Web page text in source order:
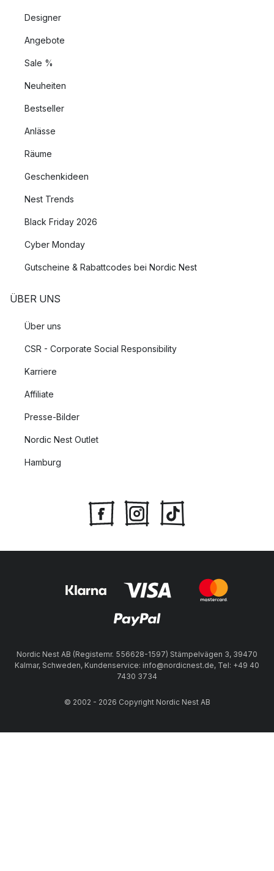
Designer
Angebote
Sale %
Neuheiten
Bestseller
Anlässe
Räume
Geschenkideen
Nest Trends
Black Friday 2026
Cyber Monday
Gutscheine & Rabattcodes bei Nordic Nest
ÜBER UNS
Über uns
CSR - Corporate Social Responsibility
Karriere
Affiliate
Presse-Bilder
Nordic Nest Outlet
Hamburg
Nordic Nest AB (Registernr. 556628-1597) Stämpelvägen 3, 39470
Kalmar, Schweden, Kundenservice: info@nordicnest.de, Tel: +49 40
7430 3734
© 2002 - 2026 Copyright Nordic Nest AB